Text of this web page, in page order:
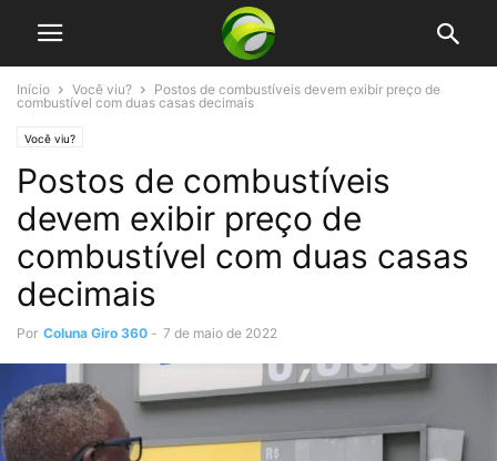
Início Você viu?
Postos de combustíveis devem exibir preço de
combustível com duas casas decimais
Você viu?
Postos de combustíveis
devem exibir preço de
combustível com duas casas
decimais
Por Coluna Giro 360 - 7 de maio de 2022